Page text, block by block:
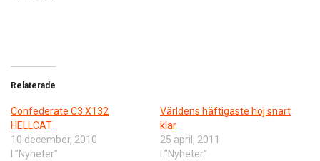
Relaterade
Confederate C3 X132
HELLCAT
10 december, 2010
I ”Nyheter”
Världens häftigaste hoj snart
klar
25 april, 2011
I ”Nyheter”